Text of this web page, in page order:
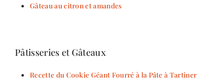
Gâteau au citron et amandes
Pâtisseries et Gâteaux
Recette du Cookie Géant Fourré à la Pâte à Tartiner